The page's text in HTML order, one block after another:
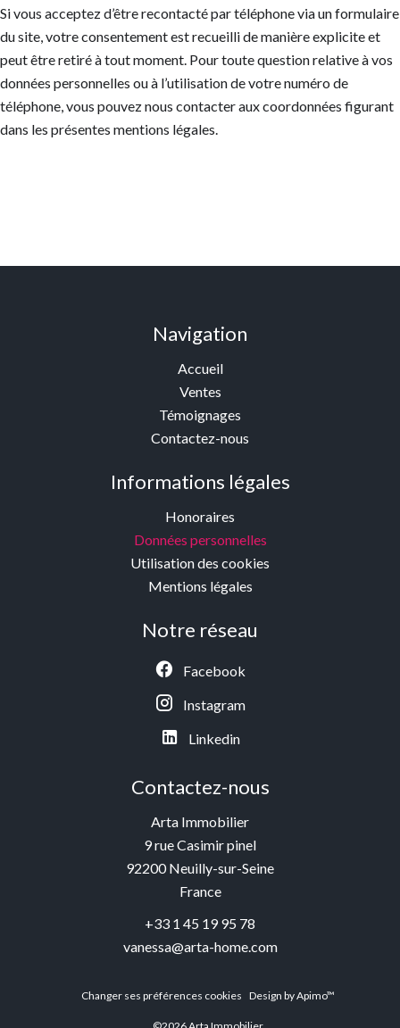
Si vous acceptez d’être recontacté par téléphone via un formulaire
du site, votre consentement est recueilli de manière explicite et
peut être retiré à tout moment. Pour toute question relative à vos
données personnelles ou à l’utilisation de votre numéro de
téléphone, vous pouvez nous contacter aux coordonnées figurant
dans les présentes mentions légales.
Navigation
Accueil
Ventes
Témoignages
Contactez-nous
Informations légales
Honoraires
Données personnelles
Utilisation des cookies
Mentions légales
Notre réseau
Facebook
Instagram
Linkedin
Contactez-nous
Arta Immobilier
9 rue Casimir pinel
92200Neuilly-sur-Seine
France
+33 1 45 19 95 78
vanessa@arta-home.com
Changer ses préférences cookies Design byApimo™